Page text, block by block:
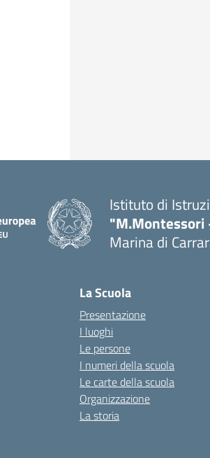
Istituto di
"M.Montessori
Marina di
La Scuola
Presentazione
I luoghi
Le persone
I numeri della scuola
Le carte della scuola
Organizzazione
La storia